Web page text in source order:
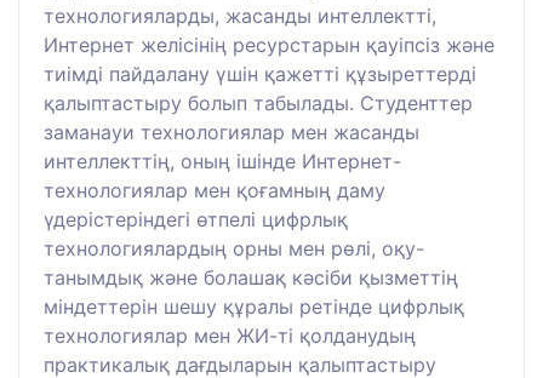
технологияларды, жасанды интеллектті,
Интернет желісінің ресурстарын қауіпсіз және
тиімді пайдалану үшін қажетті құзыреттерді
қалыптастыру болып табылады. Студенттер
заманауи технологиялар мен жасанды
интеллекттің, оның ішінде Интернет-
технологиялар мен қоғамның даму
үдерістеріндегі өтпелі цифрлық
технологиялардың орны мен рөлі, оқу-
танымдық және болашақ кәсіби қызметтің
міндеттерін шешу құралы ретінде цифрлық
технологиялар мен ЖИ-ті қолданудың
практикалық дағдыларын қалыптастыру